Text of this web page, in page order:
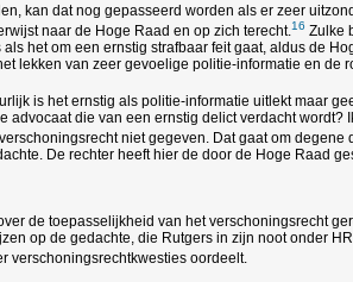
kan dat nog gepasseerd worden als er zeer
naar de Hoge Raad en op zich terecht.16 Zulke
het om een ernstig strafbaar feit gaat, aldus de
lekken van zeer gevoelige politie-informatie en de
is het ernstig als politie-informatie uitlekt maar
die van een ernstig delict verdacht wordt?
niet gegeven. Dat gaat om degene
De rechter heeft hier de door de Hoge Raad
de toepasselijkheid van het verschoningsrecht
op de gedachte, die Rutgers in zijn noot onder
verschoningsrechtkwesties oordeelt.